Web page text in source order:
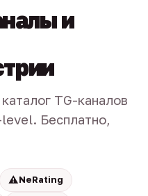
и
TG-каналов
Бесплатно,
⚠️NeRating